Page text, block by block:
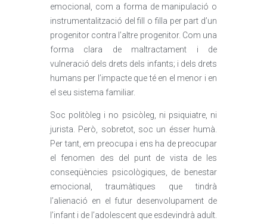
emocional, com a forma de manipulació o
instrumentalització del fill o filla per part d’un
progenitor contra l’altre progenitor. Com una
forma clara de maltractament i de
vulneració dels drets dels infants; i dels drets
humans per l’impacte que té en el menor i en
el seu sistema familiar.
Soc politòleg i no psicòleg, ni psiquiatre, ni
jurista. Però, sobretot, soc un ésser humà.
Per tant, em preocupa i ens ha de preocupar
el fenomen des del punt de vista de les
conseqüències psicològiques, de benestar
emocional, traumàtiques que tindrà
l’alienació en el futur desenvolupament de
l’infant i de l’adolescent que esdevindrà adult.